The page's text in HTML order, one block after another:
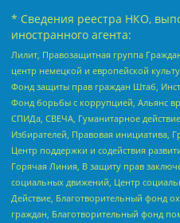
* Сведения реестра НКО,
иностранного агента:
Лилит, Правозащитная группа
центр немецкой и европейской
Фонд защиты прав граждан Штаб,
Фонд борьбы с коррупцией, Альянс
СПИДа, СВЕЧА, Гуманитарное
Избирателей, Правовая инициатива,
Центр поддержки и содействия
Горячая Линия, В защиту прав
социальных движений, Центр
Действие, Благотворительный фонд
граждан, Благотворительный фонд